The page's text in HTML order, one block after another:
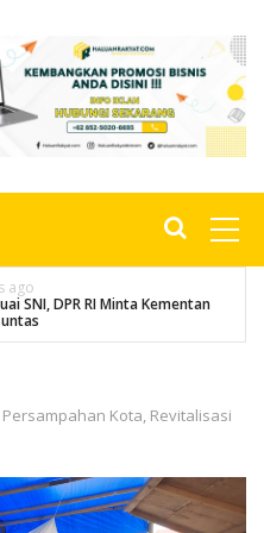
ago
SNI, DPR RI Minta Kementan
Kota, Revitalisasi